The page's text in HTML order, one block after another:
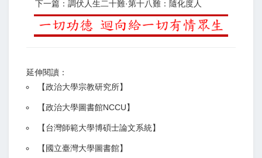
下一篇：調伏人生二十難·第十八難：隨化度人
延伸閱讀：
【政治大學宗教研究所】
【政治大學圖書館NCCU】
【台灣師範大學博碩士論文系統】
【 國立臺灣大學圖書館】